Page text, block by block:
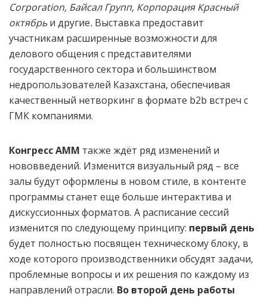
Corporation, Байсал Групп, Корпорация Красный
октябрьи другие. Выставка предоставит
участникам расширенные возможности для
делового общения с представителями
государственного сектора и большинством
недропользователей Казахстана, обеспечивая
качественный нетворкинг в формате b2b встреч с
ГМК компаниями.
Конгресс АММ также ждёт ряд изменений и
нововведений. Изменится визуальный ряд – все
залы будут оформлены в новом стиле, в контенте
программы станет еще больше интерактива и
дискуссионных форматов. А расписание сессий
изменится по следующему принципу: первый день
будет полностью посвящен техническому блоку, в
ходе которого производственники обсудят задачи,
проблемные вопросы и их решения по каждому из
направлений отрасли. Во второй день работы